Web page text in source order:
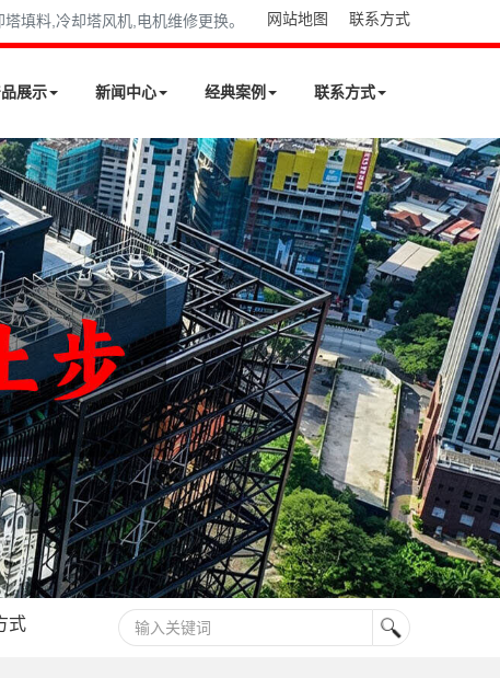
填料,冷却塔风机,电机维修更换。 网站地图 联系方式
展示 新闻中心 经典案例 联系方式
式